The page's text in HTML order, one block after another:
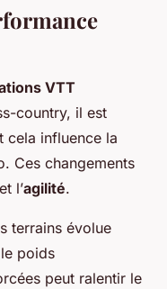
VTT
country, il est
cela influence la
Ces changements
et l’agilité.
terrains évolue
poids
peut ralentir le